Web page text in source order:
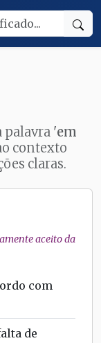
palavra 'em
contexto
claras.
aceito da
com
de